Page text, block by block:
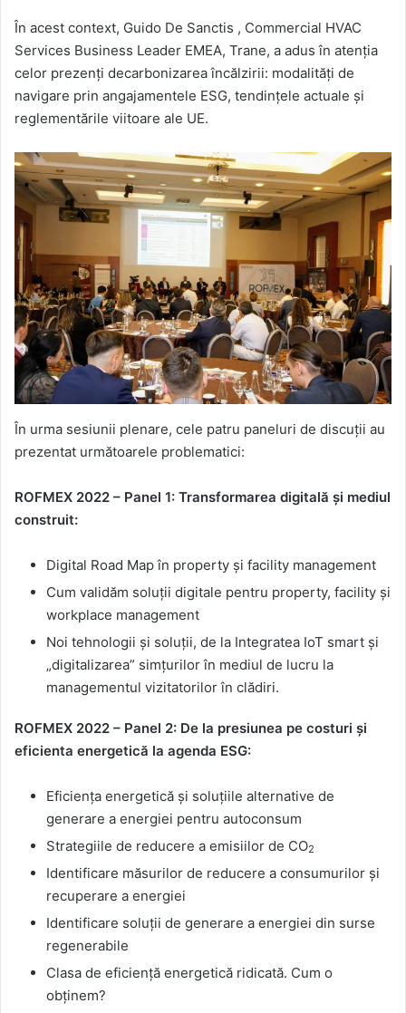
În acest context, Guido De Sanctis , Commercial HVAC
Services Business Leader EMEA, Trane, a adus în atenția
celor prezenți decarbonizarea încălzirii: modalități de
navigare prin angajamentele ESG, tendințele actuale și
reglementările viitoare ale UE.
În urma sesiunii plenare, cele patru paneluri de discuții au
prezentat următoarele problematici:
ROFMEX 2022 – Panel 1: Transformarea digitală și mediul
construit:
Digital Road Map în property și facility management
Cum validăm soluții digitale pentru property, facility și
workplace management
Noi tehnologii și soluții, de la Integratea IoT smart și
„digitalizarea” simțurilor în mediul de lucru la
managementul vizitatorilor în clădiri.
ROFMEX 2022 – Panel 2: De la presiunea pe costuri și
eficienta energetică la agenda ESG:
Eficiența energetică și soluțiile alternative de
generare a energiei pentru autoconsum
Strategiile de reducere a emisiilor de CO2
Identificare măsurilor de reducere a consumurilor și
recuperare a energiei
Identificare soluții de generare a energiei din surse
regenerabile
Clasa de eficiență energetică ridicată. Cum o
obținem?